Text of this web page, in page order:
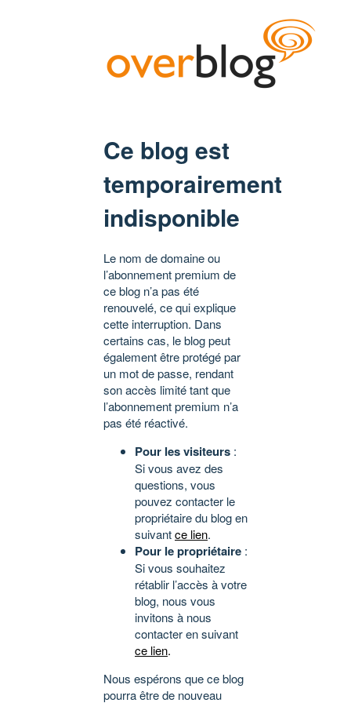
Ce blog est
temporairement
indisponible
Le nom de domaine ou
l’abonnement premium de
ce blog n’a pas été
renouvelé, ce qui explique
cette interruption. Dans
certains cas, le blog peut
également être protégé par
un mot de passe, rendant
son accès limité tant que
l’abonnement premium n’a
pas été réactivé.
Pour les visiteurs :
Si vous avez des
questions, vous
pouvez contacter le
propriétaire du blog en
suivantce lien.
Pour le propriétaire :
Si vous souhaitez
rétablir l’accès à votre
blog, nous vous
invitons à nous
contacter en suivant
ce lien.
Nous espérons que ce blog
pourra être de nouveau